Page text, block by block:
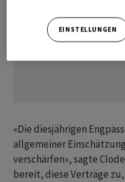
«Die diesjährigen
allgemeiner
verschärfen», sagte
bereit, diese Verträge
EINSTELLUNGEN